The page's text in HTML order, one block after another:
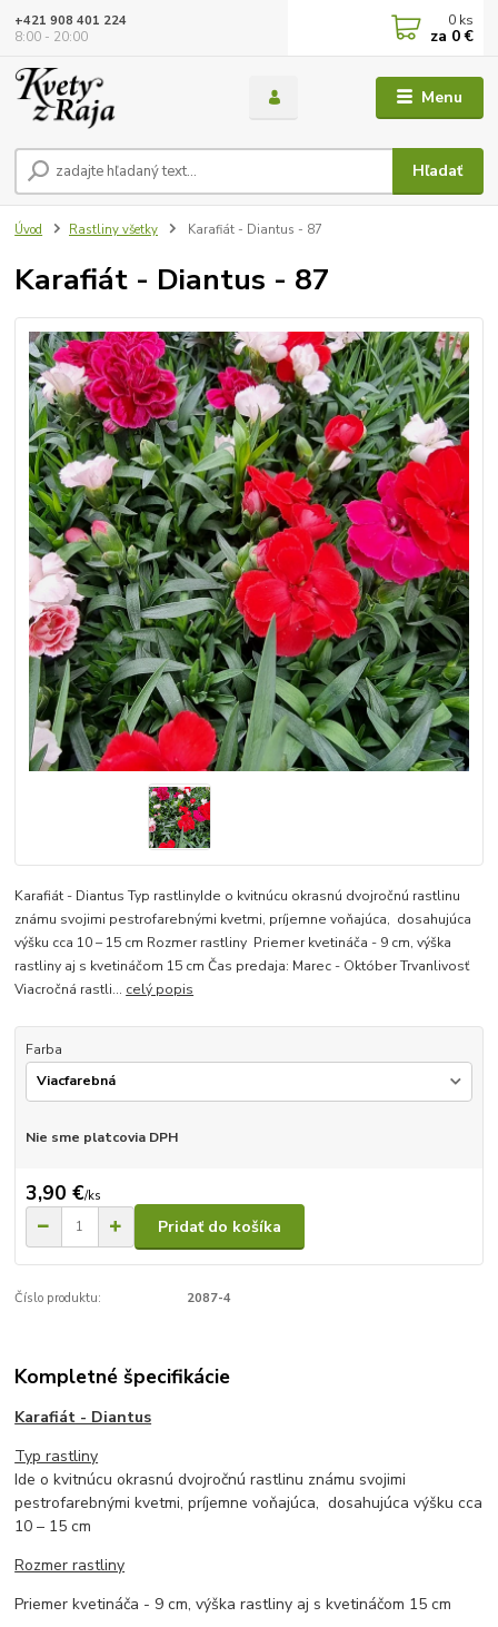
Menu
Hľadať
+421 908 401 224
8:00 - 20:00
0 ks
za 0 €
Úvod Rastliny všetky Karafiát - Diantus - 87
Karafiát - Diantus - 87
Karafiát - Diantus Typ rastlinyIde o kvitnúcu okrasnú dvojročnú rastlinu
známu svojimi pestrofarebnými kvetmi, príjemne voňajúca, dosahujúca
výšku cca 10 – 15 cm Rozmer rastliny Priemer kvetináča - 9 cm, výška
rastliny aj s kvetináčom 15 cm Čas predaja: Marec - Október Trvanlivosť
Viacročná rastli... celý popis
Farba
Nie sme platcovia DPH
3,90 €/ks
Pridať do košíka
Číslo produktu: 2087-4
Kompletné špecifikácie
Karafiát - Diantus
Typ rastliny
Ide o kvitnúcu okrasnú dvojročnú rastlinu známu svojimi
pestrofarebnými kvetmi, príjemne voňajúca, dosahujúca výšku cca
10 – 15 cm
Rozmer rastliny
Priemer kvetináča - 9 cm, výška rastliny aj s kvetináčom 15 cm